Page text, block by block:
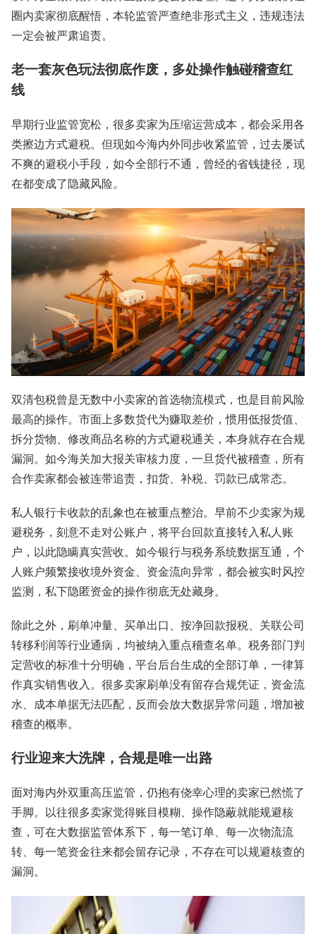
圈内卖家彻底醒悟，本轮监管严查绝非形式主义，违规违法
一定会被严肃追责。
老一套灰色玩法彻底作废，多处操作触碰稽查红
线
早期行业监管宽松，很多卖家为压缩运营成本，都会采用各
类擦边方式避税。但现如今海内外同步收紧监管，过去屡试
不爽的避税小手段，如今全部行不通，曾经的省钱捷径，现
在都变成了隐藏风险。
双清包税曾是无数中小卖家的首选物流模式，也是目前风险
最高的操作。市面上多数货代为赚取差价，惯用低报货值、
拆分货物、修改商品名称的方式避税通关，本身就存在合规
漏洞。如今海关加大报关审核力度，一旦货代被稽查，所有
合作卖家都会被连带追责，扣货、补税、罚款已成常态。
私人银行卡收款的乱象也在被重点整治。早前不少卖家为规
避税务，刻意不走对公账户，将平台回款直接转入私人账
户，以此隐瞒真实营收。如今银行与税务系统数据互通，个
人账户频繁接收境外资金、资金流向异常，都会被实时风控
监测，私下隐匿资金的操作彻底无处藏身。
除此之外，刷单冲量、买单出口、按净回款报税、关联公司
转移利润等行业通病，均被纳入重点稽查名单。税务部门判
定营收的标准十分明确，平台后台生成的全部订单，一律算
作真实销售收入。很多卖家刷单没有留存合规凭证，资金流
水、成本单据无法匹配，反而会放大数据异常问题，增加被
稽查的概率。
行业迎来大洗牌，合规是唯一出路
面对海内外双重高压监管，仍抱有侥幸心理的卖家已然慌了
手脚。以往很多卖家觉得账目模糊、操作隐蔽就能规避核
查，可在大数据监管体系下，每一笔订单、每一次物流流
转、每一笔资金往来都会留存记录，不存在可以规避核查的
漏洞。